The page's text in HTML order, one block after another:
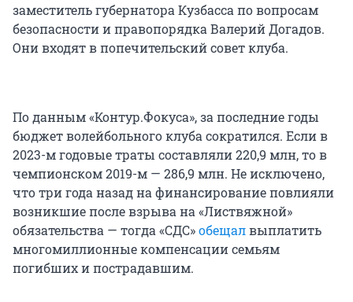
заместитель губернатора Кузбасса по вопросам
безопасности и правопорядка Валерий Догадов.
Они входят в попечительский совет клуба.
По данным «Контур.Фокуса», за последние годы
бюджет волейбольного клуба сократился. Если в
2023-м годовые траты составляли 220,9 млн, то в
чемпионском 2019-м — 286,9 млн. Не исключено,
что три года назад на финансирование повлияли
возникшие после взрыва на «Листвяжной»
обязательства — тогда «СДС»обещалвыплатить
многомиллионные компенсации семьям
погибших и пострадавшим.